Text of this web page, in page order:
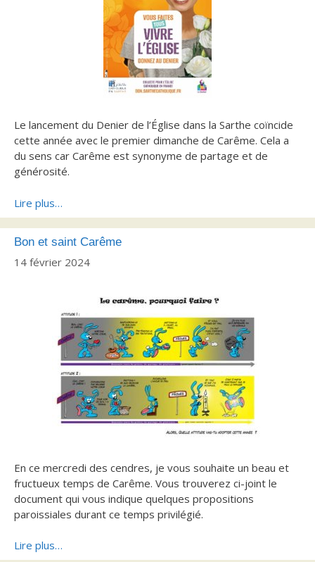
Le lancement du Denier de l’Église dans la Sarthe coïncide
cette année avec le premier dimanche de Carême. Cela a
du sens car Carême est synonyme de partage et de
générosité.
Lire plus…
Bon et saint Carême
14 février 2024
En ce mercredi des cendres, je vous souhaite un beau et
fructueux temps de Carême. Vous trouverez ci-joint le
document qui vous indique quelques propositions
paroissiales durant ce temps privilégié.
Lire plus…